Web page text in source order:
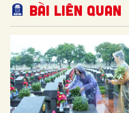
Bài liên quan